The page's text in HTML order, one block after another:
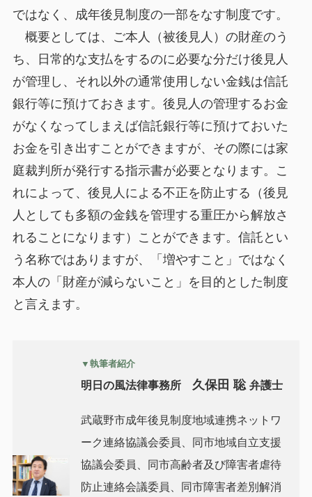
ではなく、成年後見制度の一部をなす制度です。
概要としては、ご本人（被後見人）の財産のう
ち、日常的な支払をするのに必要な分だけ後見人
が管理し、それ以外の通常使用しない金銭は信託
銀行等に預けておきます。後見人の管理するお金
がなくなってしまえば信託銀行等に預けておいた
お金を引き出すことができますが、その際には家
庭裁判所が発行する指示書が必要となります。こ
れによって、後見人による不正を防止する（後見
人としても多額の金銭を管理する重圧から解放さ
れることになります）ことができます。信託とい
う名称ではありますが、「増やすこと」ではなく
本人の「財産が減らないこと」を目的とした制度
と言えます。
▼執筆者紹介
明日の風法律事務所 久保田 聡弁護士
武蔵野市成年後見制度地域連携ネットワ
ーク連絡協議会委員、同市地域自立支援
協議会委員、同市高齢者及び障害者虐待
防止連絡会議委員、同市障害者差別解消